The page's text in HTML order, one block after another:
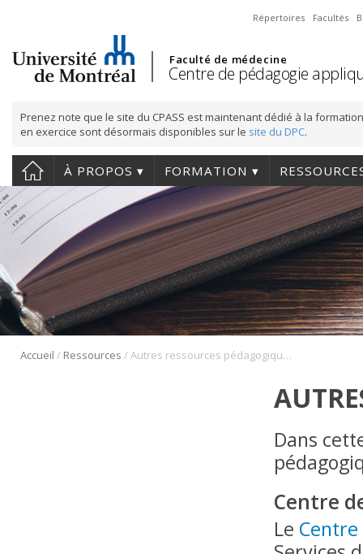
Répertoires Facultés
Faculté de médecine
Centre de pédagogie
Prenez note que le site du CPASS est maintenant dédié à la
en exercice sont désormais disponibles sur le site du DPC.
À PROPOS FORMATION
Accueil / Ressources / Autres ressources pédagogiques
Dans
Centre
Le